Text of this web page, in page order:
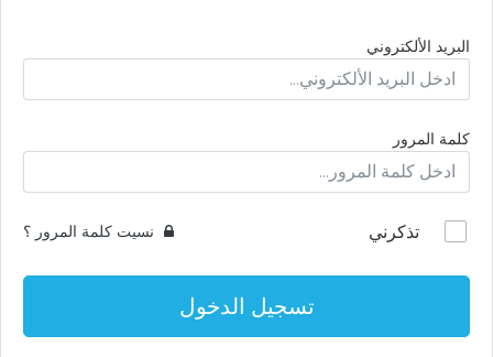
البريد الألكتروني
كلمة المرور
تذكرني نسيت كلمة المرور ؟
تسجيل الدخول